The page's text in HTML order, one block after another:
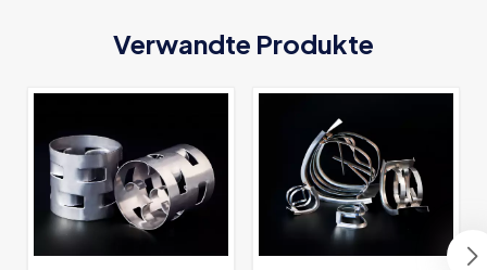
Verwandte Produkte